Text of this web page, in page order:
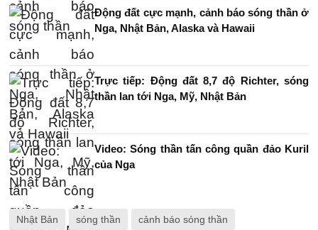
Động đất cực mạnh, cảnh báo sóng thần ở
Nga, Nhật Bản, Alaska và Hawaii
Trực tiếp: Động đất 8,7 độ Richter, sóng
thần lan tới Nga, Mỹ, Nhật Bản
Video: Sóng thần tấn công quần đảo Kuril
của Nga
Nhật Bản sóng thần cảnh báo sóng thần